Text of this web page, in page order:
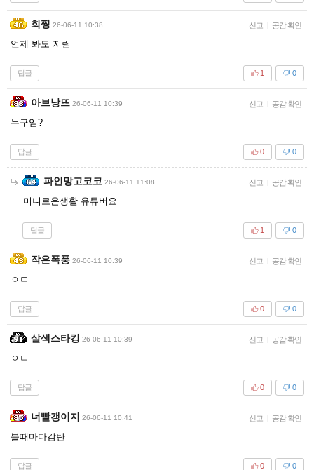
희찡 26-06-11 10:38 신고 | 공감 확인
언제 봐도 지림
답글 0
1
아브낭뜨 26-06-11 10:39 신고 | 공감 확인
누구임?
답글 0
0
파인망고코코 26-06-11 11:08 신고 | 공감 확인
미니로운생활 유튜버요
답글 0
1
작은폭풍 26-06-11 10:39 신고 | 공감 확인
ㅇㄷ
답글 0
0
살색스타킹 26-06-11 10:39 신고 | 공감 확인
ㅇㄷ
답글 0
0
너빨갱이지 26-06-11 10:41 신고 | 공감 확인
볼때마다감탄
답글 0
0